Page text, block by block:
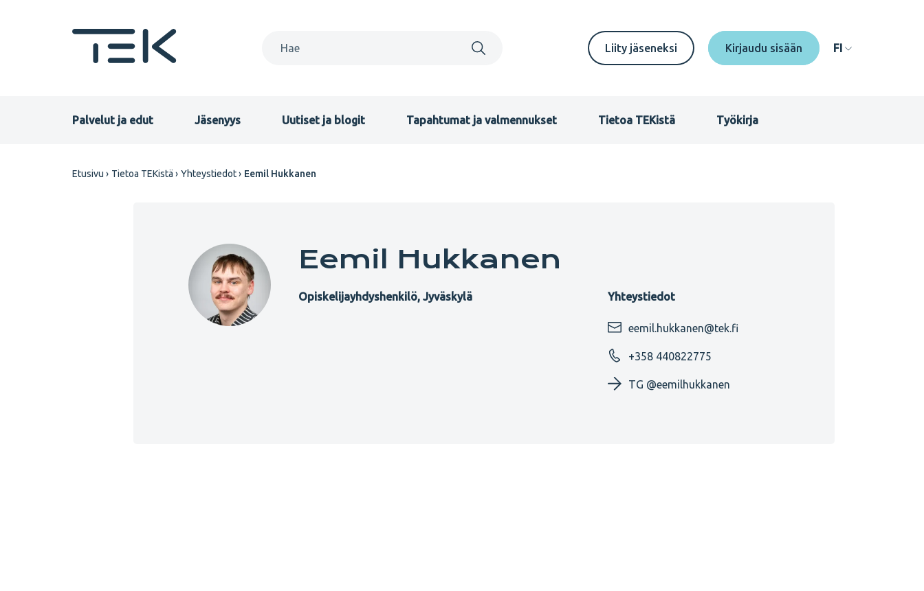
Secondary
FI
Liity jäseneksi FI
Primary
Palvelut ja edut Jäsenyys Uutiset ja blogit Tapahtumat ja valmennukset Tietoa TEKistä Työkirja
Etusivu Tietoa TEKistä Yhteystiedot Eemil Hukkanen
Eemil Hukkanen
Opiskelijayhdyshenkilö, Jyväskylä Yhteystiedot
eemil.hukkanen@tek.fi
+358 440822775
TG @eemilhukkanen